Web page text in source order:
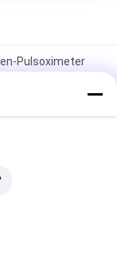
Pulsoximeter
CER